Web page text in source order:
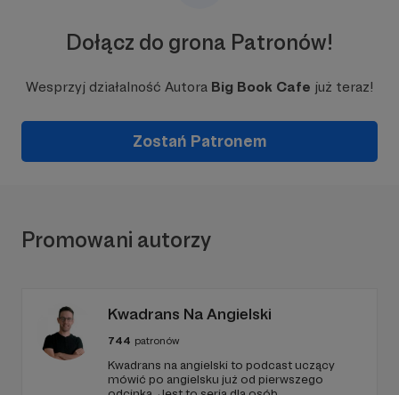
Dołącz do grona Patronów!
Wesprzyj działalność Autora Big Book Cafe już teraz!
Zostań Patronem
Promowani autorzy
Kwadrans Na Angielski
744 patronów
Kwadrans na angielski to podcast uczący
mówić po angielsku już od pierwszego